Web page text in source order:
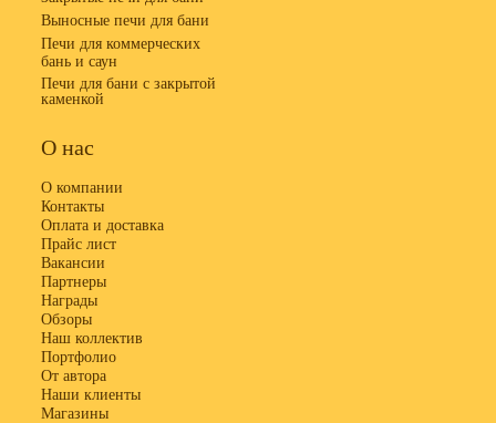
Выносные печи для бани
Печи для коммерческих
бань и саун
Печи для бани с закрытой
каменкой
О нас
О компании
Контакты
Оплата и доставка
Прайс лист
Вакансии
Партнеры
Награды
Обзоры
Наш коллектив
Портфолио
От автора
Наши клиенты
Магазины